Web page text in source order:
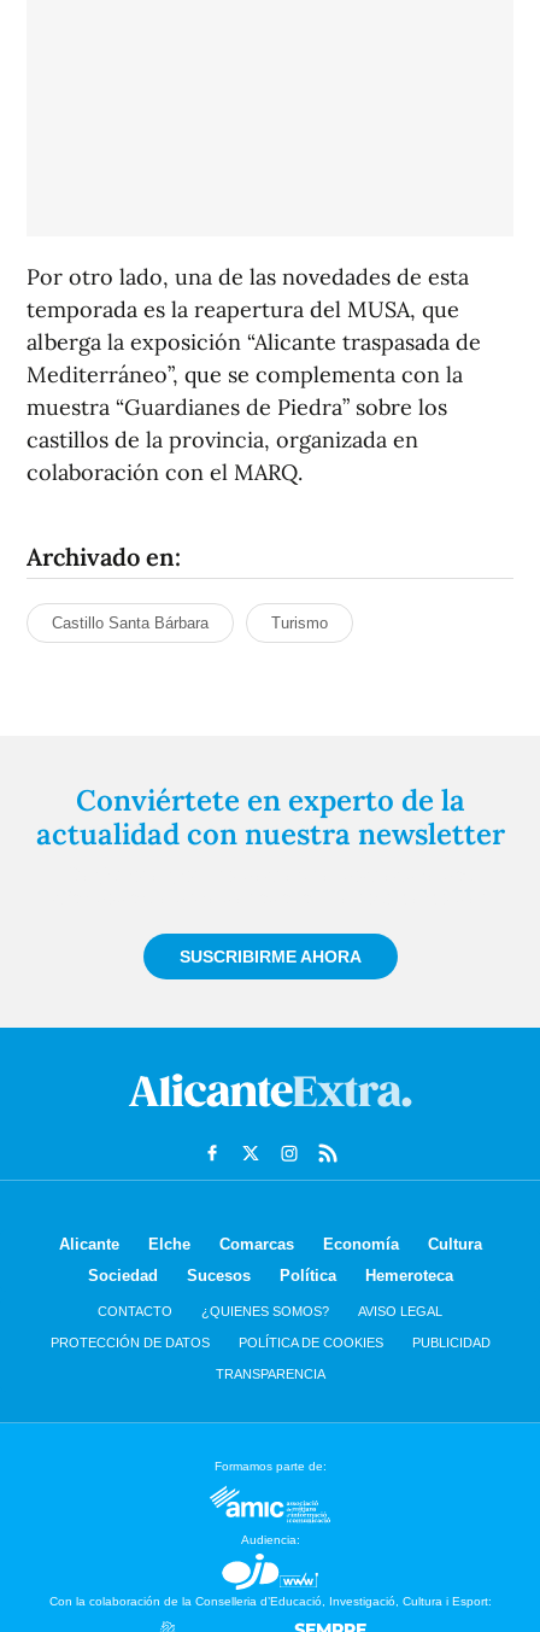
Por otro lado, una de las novedades de esta
temporada es la reapertura del MUSA, que
alberga la exposición “Alicante traspasada de
Mediterráneo”, que se complementa con la
muestra “Guardianes de Piedra” sobre los
castillos de la provincia, organizada en
colaboración con el MARQ.
Archivado en:
Castillo Santa Bárbara Turismo
Conviértete en experto de la
actualidad con nuestra newsletter
SUSCRIBIRME AHORA
Alicante Elche Comarcas Economía
Cultura
Sociedad
Sucesos Política Hemeroteca
CONTACTO ¿QUIENES SOMOS? AVISO LEGAL
PROTECCIÓN DE DATOS POLÍTICA DE COOKIES PUBLICIDAD
TRANSPARENCIA
Formamos parte de:
Audiencia:
Con la colaboración de la Conselleria d’Educació, Investigació, Cultura i Esport: